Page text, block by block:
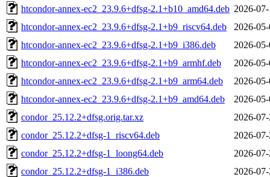
htcondor-annex-ec2_23.9.6+dfsg-2.1+b10_amd64.deb 2026-
htcondor-annex-ec2_23.9.6+dfsg-2.1+b9_riscv64.deb
2026-
htcondor-annex-ec2_23.9.6+dfsg-2.1+b9_i386.deb
2026-
htcondor-annex-ec2_23.9.6+dfsg-2.1+b9_armhf.deb
2026-
htcondor-annex-ec2_23.9.6+dfsg-2.1+b9_arm64.deb
2026-
htcondor-annex-ec2_23.9.6+dfsg-2.1+b9_amd64.deb
2026-
condor_25.12.2+dfsg.orig.tar.xz
2026-
condor_25.12.2+dfsg-1_riscv64.deb
2026-
condor_25.12.2+dfsg-1_loong64.deb
2026-
condor_25.12.2+dfsg-1_i386.deb
2026-